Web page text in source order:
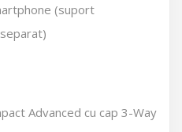
(suport
Advanced cu cap 3-Way